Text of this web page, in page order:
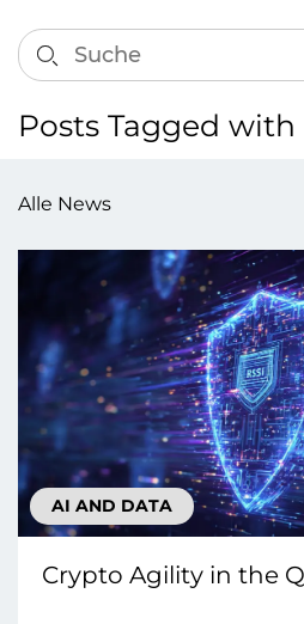
Posts Tagged
Alle News
AI AND DATA
Crypto Agility in the